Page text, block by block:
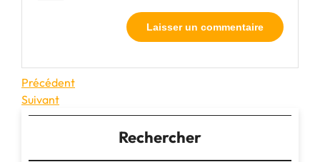
Navigation
de
Article
précédent
Précédent
Article
suivant
Suivant
Rechercher